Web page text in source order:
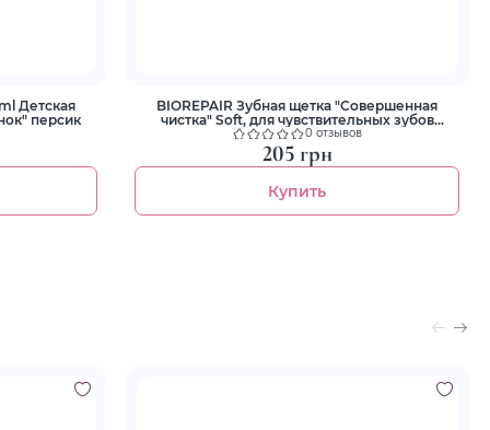
Детская
персик
BIOREPAIR Зубная щетка "Совершенная
чистка" Soft, для чувствительных зубов
черная0 отзывов
205 грн
Купить